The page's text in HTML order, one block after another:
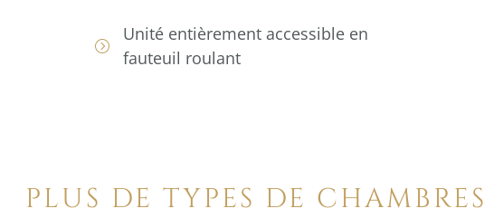
Unité entièrement accessible en
fauteuil roulant
PLUS DE TYPES DE CHAMBRES